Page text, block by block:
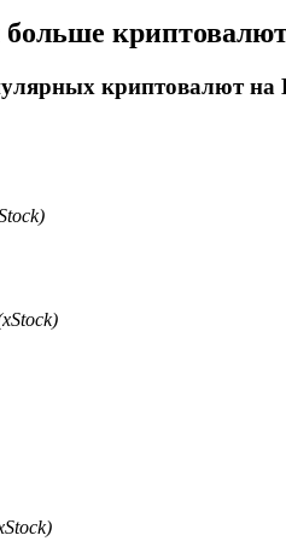
больше
криптовалют на